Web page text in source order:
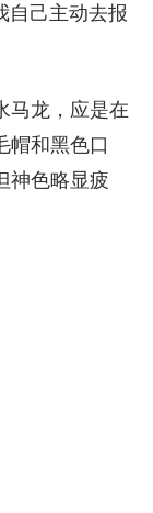
自己主动去报
马龙，应是在
帽和黑色口
神色略显疲